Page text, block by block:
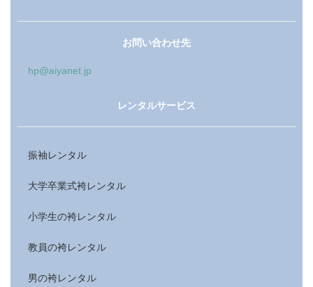
お問い合わせ先
hp@aiyanet.jp
レンタルサービス
振袖レンタル
大学卒業式袴レンタル
小学生の袴レンタル
教員の袴レンタル
男の袴レンタル